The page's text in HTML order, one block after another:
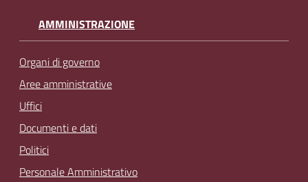
AMMINISTRAZIONE
Organi di governo
Aree amministrative
Uffici
Documenti e dati
Politici
Personale Amministrativo